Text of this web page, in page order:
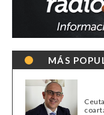
MÁS